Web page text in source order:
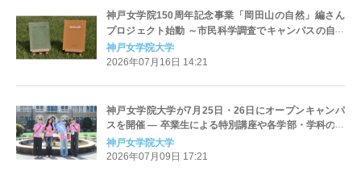
神戸女学院150周年記念事業「岡田山の自然」編さん
プロジェクト始動 ～市民科学調査でキャンパスの自然
環境を可視化
神戸女学院大学
2026年07月16日 14:21
神戸女学院大学が7月25日・26日にオープンキャンパ
スを開催 ― 卒業生による特別講座や各学部・学科のミ
ニ講義などを実施
神戸女学院大学
2026年07月09日 17:21